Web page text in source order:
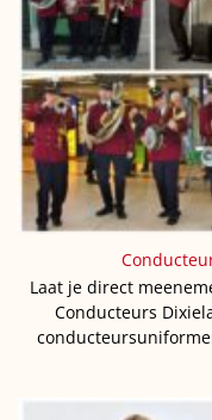
Laat je direct
Conducteurs